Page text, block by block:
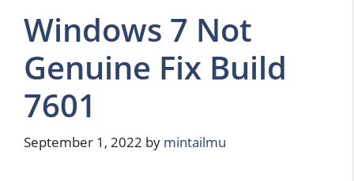
Windows 7 Not
Genuine Fix Build
7601
September 1, 2022 by mintailmu